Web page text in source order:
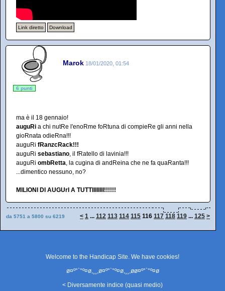
Link diretto Download
Marok 18/01/2020, 01:54
6 punti
ma è il 18 gennaio!
auguRi a chi nutRe l'enoRme foRtuna di compieRe gli anni nella
gioRnata odieRna!!!
auguRi fRanzcRack!!!
auguRi sebastiano , il fRatello di lavinia!!!
auguRi ombRetta , la cugina di andReina che ne fa quaRanta!!!
...dimentico nessuno, no?
MILIONI DI AUGUrI A TUTTIIIIIIII!!!!!!
da 5751 a 5800 su 6219 < 1 ... 112 113 114 115 116 117 118 119 ... 125 >
Welcome to the Handicap Site. We have cookies!
ø¤º°`°º¤ø,¸¸,ø¤º°`°º¤ø,¸¸,øø¤º°`°º¤ø
< Diversamente indice (quasi medio)